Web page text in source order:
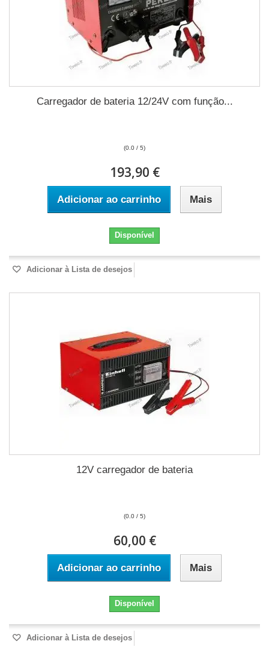
Carregador de bateria 12/24V com função...
(0.0 / 5)
193,90 €
Adicionar ao carrinho Mais
Disponível
Adicionar à Lista de desejos
12V carregador de bateria
(0.0 / 5)
60,00 €
Adicionar ao carrinho Mais
Disponível
Adicionar à Lista de desejos